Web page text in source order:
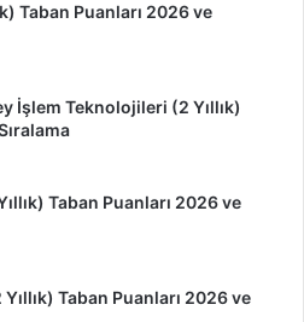
Taban Puanları 2026 ve
İşlem Teknolojileri (2 Yıllık)
Taban Puanları 2026 ve
Taban Puanları 2026 ve